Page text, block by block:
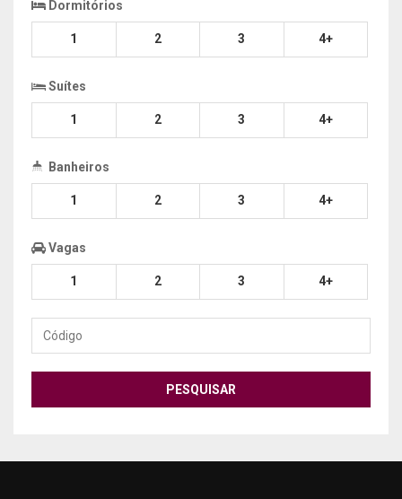
Dormitórios
1 2 3 4+
Suítes
1 2 3 4+
Banheiros
1 2 3 4+
Vagas
1 2 3 4+
Código
PESQUISAR